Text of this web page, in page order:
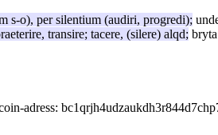
s-o), per silentium (audiri, progredi);
, transire; tacere, (silere) alqd;
adress: